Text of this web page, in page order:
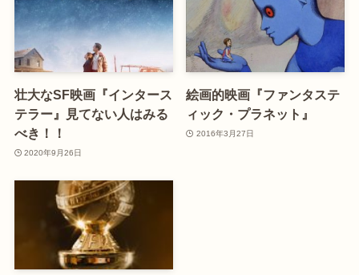
壮大なSF映画『インタース
テラー』見てない人はみる
べき！！
2020年9月26日
絵画的映画『ファンタステ
ィック・プラネット』
2016年3月27日